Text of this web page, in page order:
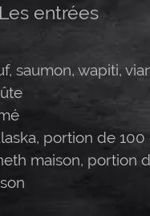
Les entrées
saumon, wapiti,
portion de 100
maison, portion